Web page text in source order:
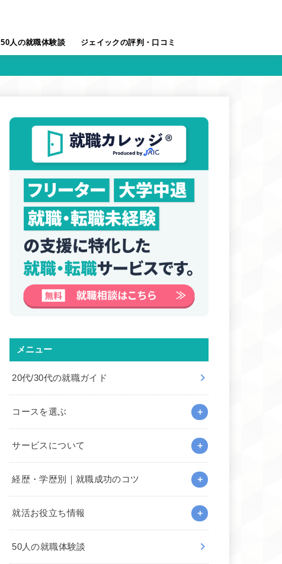
50人の就職体験談 ジェイックの評判・口コミ
メニュー
20代/30代の就職ガイド
コースを選ぶ
サービスについて
経歴・学歴別｜就職成功のコツ
就活お役立ち情報
50人の就職体験談